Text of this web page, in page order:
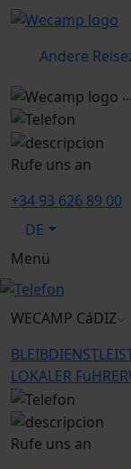
Andere
...
Rufe uns an
+34 93 626 89 00
DE
Menü
WECAMP CáDIZ
BLEIB
LOKALER FüHRER
Rufe uns an